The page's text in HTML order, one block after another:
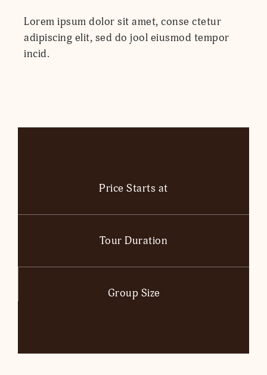
Lorem ipsum dolor sit amet, conse ctetur
adipiscing elit, sed do jool eiusmod tempor
incid.
Price Starts at
Tour Duration
Group Size